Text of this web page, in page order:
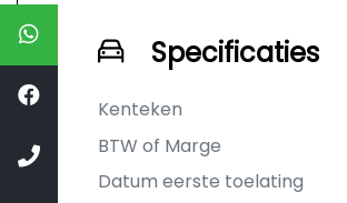
Specificaties
Kenteken
BTW of Marge
Datum eerste toelating